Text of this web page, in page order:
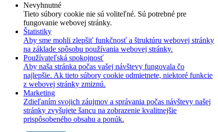
Nevyhnutné
Tieto súbory cookie nie sú voliteľné. Sú potrebné pre
fungovanie webovej stránky.
Štatistiky
Aby sme mohli zlepšiť funkčnosť a štruktúru webovej stránky
na základe spôsobu používania webovej stránky.
Používateľská spokojnosť
Aby naša stránka počas vašej návštevy fungovala čo
najlepšie. Ak tieto súbory cookie odmietnete, niektoré funkcie
z webovej stránky zmiznú.
Marketing
Zdieľaním svojich záujmov a správania počas návštevy našej
stránky zvyšujete šancu na zobrazenie kvalitnejšie
prispôsobeného obsahu a ponúk.